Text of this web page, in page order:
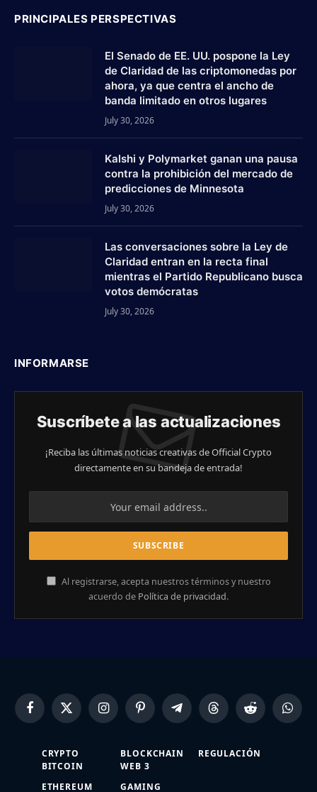
PRINCIPALES PERSPECTIVAS
El Senado de EE. UU. pospone la Ley
de Claridad de las criptomonedas por
ahora, ya que centra el ancho de
banda limitado en otros lugares
July 30, 2026
Kalshi y Polymarket ganan una pausa
contra la prohibición del mercado de
predicciones de Minnesota
July 30, 2026
Las conversaciones sobre la Ley de
Claridad entran en la recta final
mientras el Partido Republicano busca
votos demócratas
July 30, 2026
INFORMARSE
Suscríbete a las actualizaciones
¡Reciba las últimas noticias creativas de Official Crypto
directamente en su bandeja de entrada!
Al registrarse, acepta nuestros términos y nuestro
acuerdo de Política de privacidad.
FacebookX
(Twitter)
InstagramPinterestTelegramThreads Reddit
CRYPTO
BITCOIN
ETHEREUM
BLOCKCHAIN
WEB 3
GAMING
REGULACIÓN